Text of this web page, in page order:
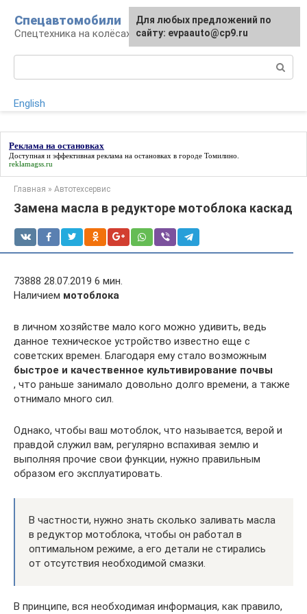
контенту
Спецавтомобили
Спецтехника на колёсах
English
Реклама на остановках
Доступная и эффективная реклама на остановках в городе Томилино.
reklamagss.ru
Главная » Автотехсервис
Замена масла в редукторе мотоблока каскад
73888 28.07.2019 6 мин.
Наличием мотоблока
в личном хозяйстве мало кого можно удивить, ведь
данное техническое устройство известно еще с
советских времен. Благодаря ему стало возможным
быстрое и качественное культивирование почвы
, что раньше занимало довольно долго времени, а также
отнимало много сил.
Однако, чтобы ваш мотоблок, что называется, верой и
правдой служил вам, регулярно вспахивая землю и
выполняя прочие свои функции, нужно правильным
образом его эксплуатировать.
В частности, нужно знать сколько заливать масла
в редуктор мотоблока, чтобы он работал в
оптимальном режиме, а его детали не стирались
от отсутствия необходимой смазки.
В принципе, вся необходимая информация, как правило,
Для любых предложений по
сайту: evpaauto@cp9.ru